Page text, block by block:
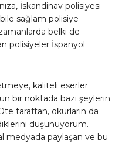
İskandinav polisiyesi
sağlam polisiye
belki de
polisiyeler İspanyol
kaliteli eserler
bir noktada bazı şeylerin
taraftan, okurların da
düşünüyorum.
medyada paylaşan ve bu